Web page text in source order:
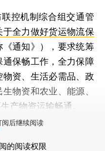
控机制综合组交通管
于全力做好货运物流保
《通知》），要求统筹
保畅工作，全力保障
资、生活必需品、政
物资和农业、能源、
产物资运输畅通。
阅后继续阅读
的阅读权限